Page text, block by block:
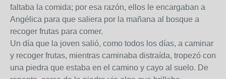
faltaba la comida; por esa razón, ellos le encargaban a
Angélica para que saliera por la mañana al bosque a
recoger frutas para comer.
Un día que la joven salió, como todos los días, a caminar
y recoger frutas, mientras caminaba distraída, tropezó con
una piedra que estaba en el camino y cayo al suelo. De